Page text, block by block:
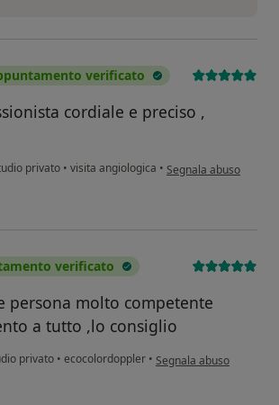
verificato
cordiale e preciso ,
privato • visita angiologica • secondo l'opinione
Segnala abuso
verificato
persona molto competente
a tutto ,lo consiglio
privato • ecocolordoppler • secondo l'opinione
Segnala abuso